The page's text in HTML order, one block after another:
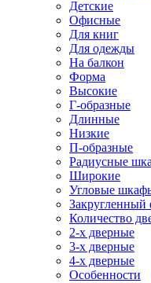
Детские
Офисные
Для книг
Для одежды
На балкон
Форма
Высокие
Г-образные
Длинные
Низкие
П-образные
Радиусные
Широкие
Угловые
Закругленный
Количество
2-х дверные
3-х дверные
4-х дверные
Особенности